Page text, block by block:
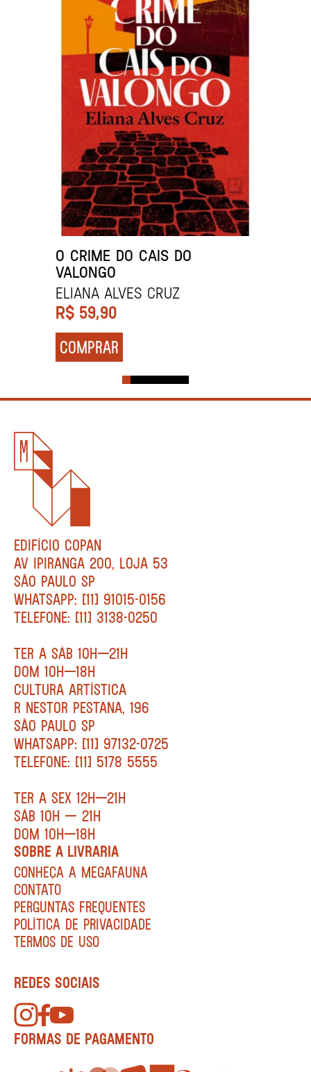
O CRIME DO CAIS DO
VALONGO
ELIANA ALVES CRUZ
R$ 59,90
COMPRAR
EDIFÍCIO COPAN
AV IPIRANGA 200, LOJA 53
SÃO PAULO SP
WHATSAPP: [11] 91015-0156
TELEFONE: [11] 3138-0250
TER A SÁB 10H—21H
DOM 10H—18H
CULTURA ARTÍSTICA
R NESTOR PESTANA, 196
SÃO PAULO SP
WHATSAPP: [11] 97132-0725
TELEFONE: [11] 5178 5555
TER A SEX 12H—21H
SÁB 10H — 21H
DOM 10H—18H
SOBRE A LIVRARIA
CONHEÇA A MEGAFAUNA
CONTATO
PERGUNTAS FREQUENTES
POLÍTICA DE PRIVACIDADE
TERMOS DE USO
REDES SOCIAIS
FORMAS DE PAGAMENTO